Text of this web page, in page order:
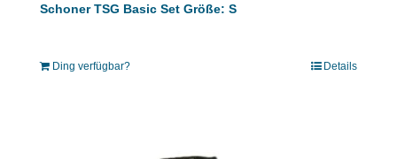
Schoner TSG Basic Set Größe: S
Ding verfügbar? Details